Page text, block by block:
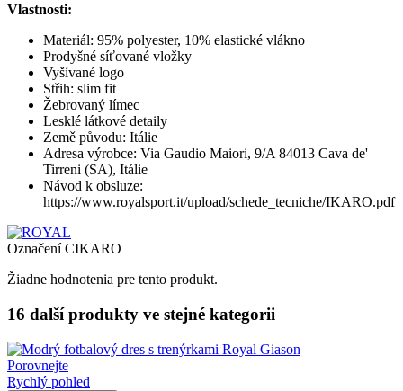
Vlastnosti:
Materiál: 95% polyester, 10% elastické vlákno
Prodyšné síťované vložky
Vyšívané logo
Střih: slim fit
Žebrovaný límec
Lesklé látkové detaily
Země původu: Itálie
Adresa výrobce: Via Gaudio Maiori, 9/A 84013 Cava de'
Tirreni (SA), Itálie
Návod k obsluze:
https://www.royalsport.it/upload/schede_tecniche/IKARO.pdf
OznačeníCIKARO
Žiadne hodnotenia pre tento produkt.
16 další produkty ve stejné kategorii
Porovnejte
Rychlý pohled